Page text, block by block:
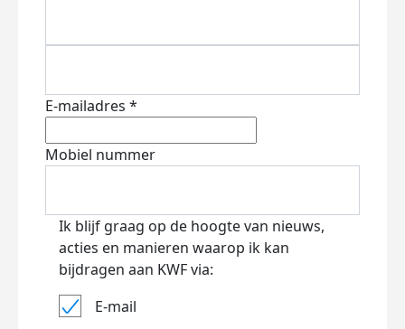
E-mailadres *
Mobiel nummer
Ik blijf graag op de hoogte van nieuws,
acties en manieren waarop ik kan
bijdragen aan KWF via:
E-mail